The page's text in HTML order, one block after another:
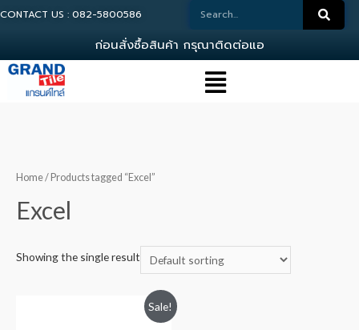
CONTACT US : 082-5800586
อนสงซอสนคา ก รณาตดตอแอด
Home/ Products tagged “Excel”
Excel
Showing the single result
Sale!